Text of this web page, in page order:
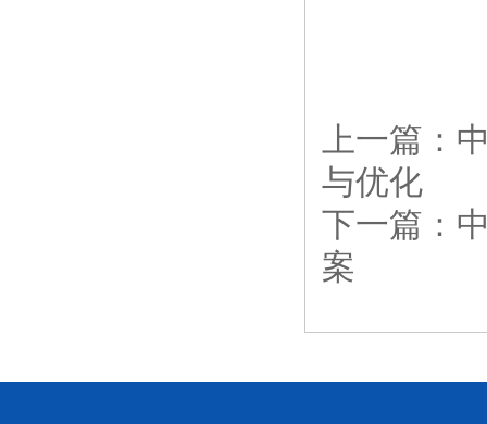
上一篇：
与优化
下一篇：
案